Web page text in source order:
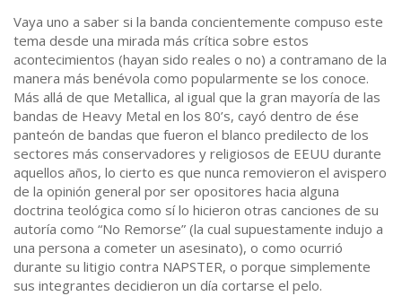
Vaya uno a saber si la banda concientemente compuso este
tema desde una mirada más crítica sobre estos
acontecimientos (hayan sido reales o no) a contramano de la
manera más benévola como popularmente se los conoce.
Más allá de que Metallica, al igual que la gran mayoría de las
bandas de Heavy Metal en los 80’s, cayó dentro de ése
panteón de bandas que fueron el blanco predilecto de los
sectores más conservadores y religiosos de EEUU durante
aquellos años, lo cierto es que nunca removieron el avispero
de la opinión general por ser opositores hacia alguna
doctrina teológica como sí lo hicieron otras canciones de su
autoría como “No Remorse” (la cual supuestamente indujo a
una persona a cometer un asesinato), o como ocurrió
durante su litigio contra NAPSTER, o porque simplemente
sus integrantes decidieron un día cortarse el pelo.